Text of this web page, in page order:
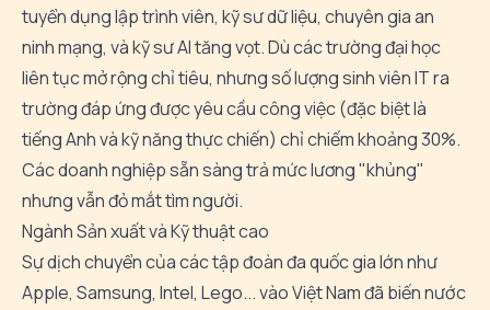
tuyển dụng lập trình viên, kỹ sư dữ liệu, chuyên gia an
ninh mạng, và kỹ sư AI tăng vọt. Dù các trường đại học
liên tục mở rộng chỉ tiêu, nhưng số lượng sinh viên IT ra
trường đáp ứng được yêu cầu công việc (đặc biệt là
tiếng Anh và kỹ năng thực chiến) chỉ chiếm khoảng 30%.
Các doanh nghiệp sẵn sàng trả mức lương "khủng"
nhưng vẫn đỏ mắt tìm người.
Ngành Sản xuất và Kỹ thuật cao
Sự dịch chuyển của các tập đoàn đa quốc gia lớn như
Apple, Samsung, Intel, Lego... vào Việt Nam đã biến nước